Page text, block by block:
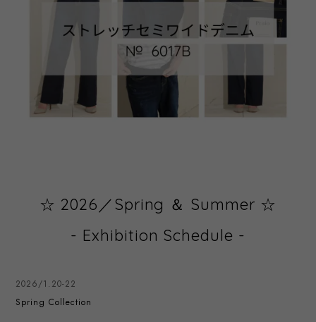
☆ 2026／Spring ＆ Summer ☆
- Exhibition Schedule -
2026/1.20-22
Spring Collection